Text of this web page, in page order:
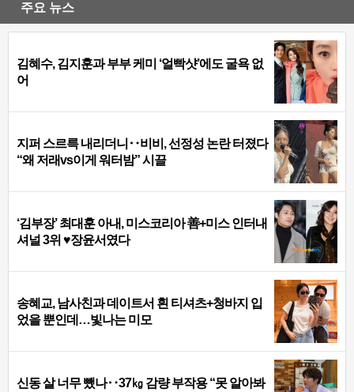
주요 뉴스
김혜수, 김지훈과 부부 케미 ‘얼빡샷’에도 굴욕 없
어
지퍼 스르륵 내리더니‥비비, 선정성 논란 터졌다
“왜 저래vs이게 워터밤” 시끌
‘김부장’ 최대훈 아내, 미스코리아 善+미스 인터내
셔널 3위 ♥장윤서였다
송혜교, 남사친과 데이트서 흰 티셔츠+청바지 입
었을 뿐인데…빛나는 미모
신동 살 너무 뺐나‥37㎏ 감량 부작용 “못 알아봐